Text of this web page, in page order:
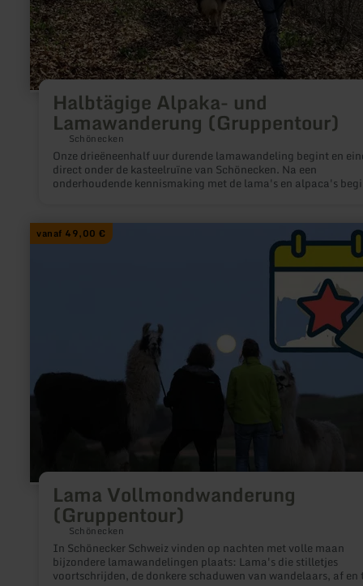
Halbtägige Alpaka- und
Lamawanderung (Gruppentour)
Schönecken
Onze drieëneenhalf uur durende lamawandeling begint en
direct onder de kasteelruïne van Schönecken. Na een
onderhoudende kennismaking met de lama's en alpaca's
vanaf 49,00 €
Lama Vollmondwanderung
(Gruppentour)
Schönecken
In Schönecker Schweiz vinden op nachten met volle maan
bijzondere lamawandelingen plaats: Lama's die stilletjes
voortschrijden, de donkere schaduwen van wandelaars, af en
informatie